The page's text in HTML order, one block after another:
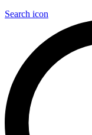
Search icon